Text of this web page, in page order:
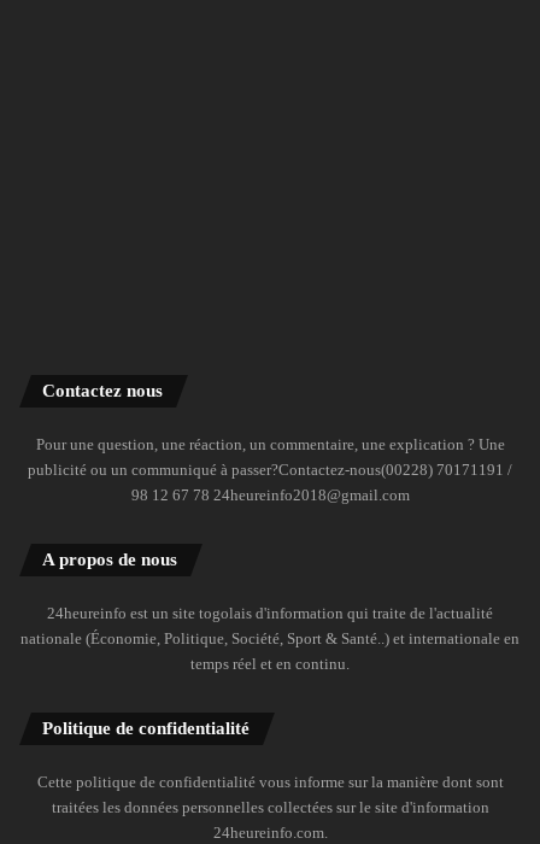
Contactez nous
Pour une question, une réaction, un commentaire, une explication ? Une
publicité ou un communiqué à passer?Contactez-nous(00228) 70171191 /
98 12 67 78 24heureinfo2018@gmail.com
A propos de nous
24heureinfo est un site togolais d'information qui traite de l'actualité
nationale (Économie, Politique, Société, Sport & Santé..) et internationale en
temps réel et en continu.
Politique de confidentialité
Cette politique de confidentialité vous informe sur la manière dont sont
traitées les données personnelles collectées sur le site d'information
24heureinfo.com.